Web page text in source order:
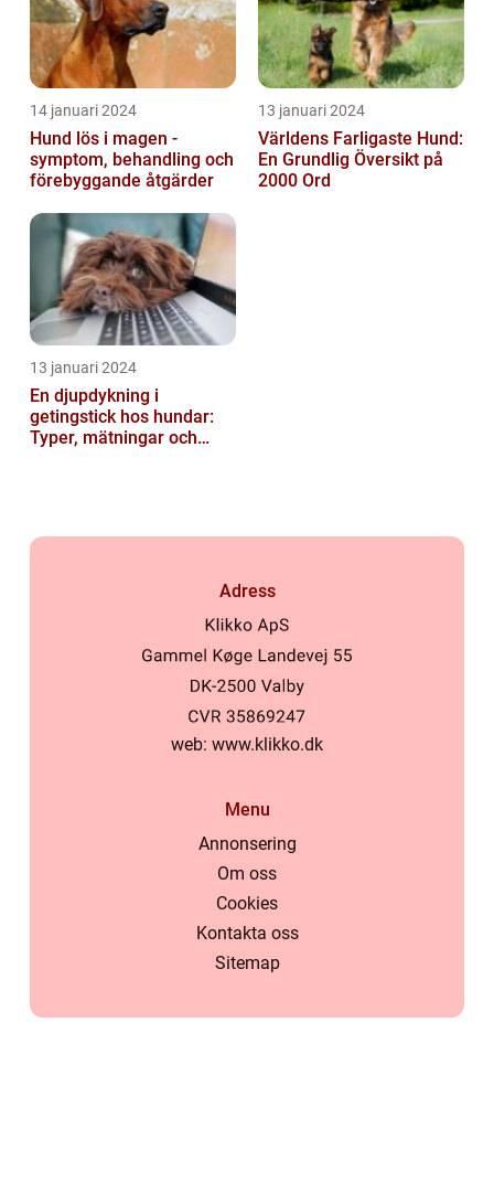
14 januari 2024
Hund lös i magen -
symptom, behandling och
förebyggande åtgärder
13 januari 2024
Världens Farligaste Hund:
En Grundlig Översikt på
2000 Ord
13 januari 2024
En djupdykning i
getingstick hos hundar:
Typer, mätningar och
Adress
web: www.klikko.dk
Menu
Annonsering
Om oss
Cookies
Kontakta oss
Sitemap